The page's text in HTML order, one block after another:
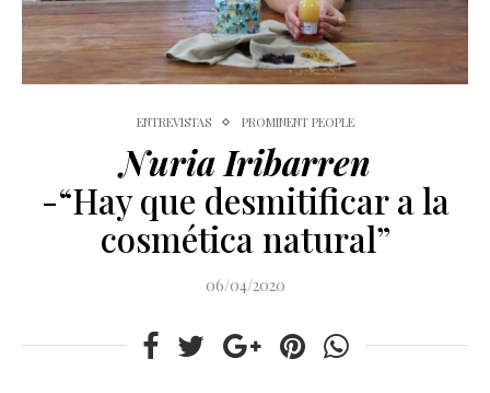
ENTREVISTAS PROMINENT PEOPLE
Nuria Iribarren
-“Hay que desmitificar a la
cosmética natural”
06/04/2020